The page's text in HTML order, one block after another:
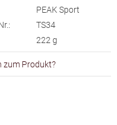
PEAK Sport
TS34
222 g
zum Produkt?